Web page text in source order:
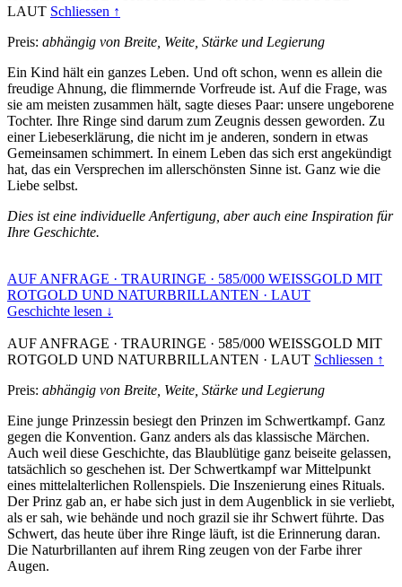
LAUT Schliessen ↑
Preis: abhängig von Breite, Weite, Stärke und Legierung
Ein Kind hält ein ganzes Leben. Und oft schon, wenn es allein die
freudige Ahnung, die flimmernde Vorfreude ist. Auf die Frage, was
sie am meisten zusammen hält, sagte dieses Paar: unsere ungeborene
Tochter. Ihre Ringe sind darum zum Zeugnis dessen geworden. Zu
einer Liebeserklärung, die nicht im je anderen, sondern in etwas
Gemeinsamen schimmert. In einem Leben das sich erst angekündigt
hat, das ein Versprechen im allerschönsten Sinne ist. Ganz wie die
Liebe selbst.
Dies ist eine individuelle Anfertigung, aber auch eine Inspiration für
Ihre Geschichte.
AUF ANFRAGE · TRAURINGE · 585/000 WEISSGOLD MIT
ROTGOLD UND NATURBRILLANTEN · LAUT
Geschichte lesen ↓
AUF ANFRAGE · TRAURINGE · 585/000 WEISSGOLD MIT
ROTGOLD UND NATURBRILLANTEN · LAUT Schliessen ↑
Preis: abhängig von Breite, Weite, Stärke und Legierung
Eine junge Prinzessin besiegt den Prinzen im Schwertkampf. Ganz
gegen die Konvention. Ganz anders als das klassische Märchen.
Auch weil diese Geschichte, das Blaublütige ganz beiseite gelassen,
tatsächlich so geschehen ist. Der Schwertkampf war Mittelpunkt
eines mittelalterlichen Rollenspiels. Die Inszenierung eines Rituals.
Der Prinz gab an, er habe sich just in dem Augenblick in sie verliebt,
als er sah, wie behände und noch grazil sie ihr Schwert führte. Das
Schwert, das heute über ihre Ringe läuft, ist die Erinnerung daran.
Die Naturbrillanten auf ihrem Ring zeugen von der Farbe ihrer
Augen.